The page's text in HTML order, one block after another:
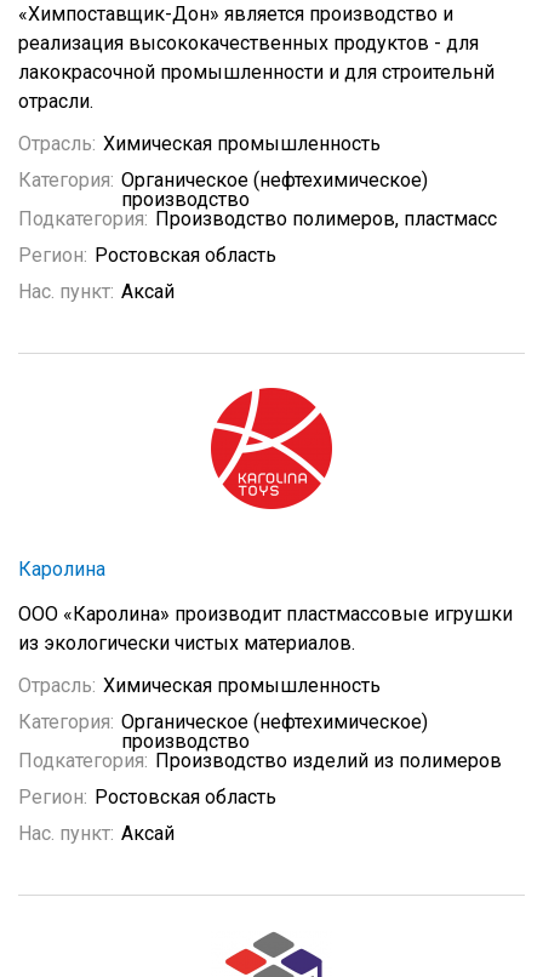
«Химпоставщик-Дон» является производство и
реализация высококачественных продуктов - для
лакокрасочной промышленности и для строительнй
отрасли.
Отрасль: Химическая промышленность
Категория: Органическое (нефтехимическое)
производство
Подкатегория: Производство полимеров, пластмасс
Регион: Ростовская область
Нас. пункт: Аксай
Каролина
ООО «Каролина» производит пластмассовые игрушки
из экологически чистых материалов.
Отрасль: Химическая промышленность
Категория: Органическое (нефтехимическое)
производство
Подкатегория: Производство изделий из полимеров
Регион: Ростовская область
Нас. пункт: Аксай